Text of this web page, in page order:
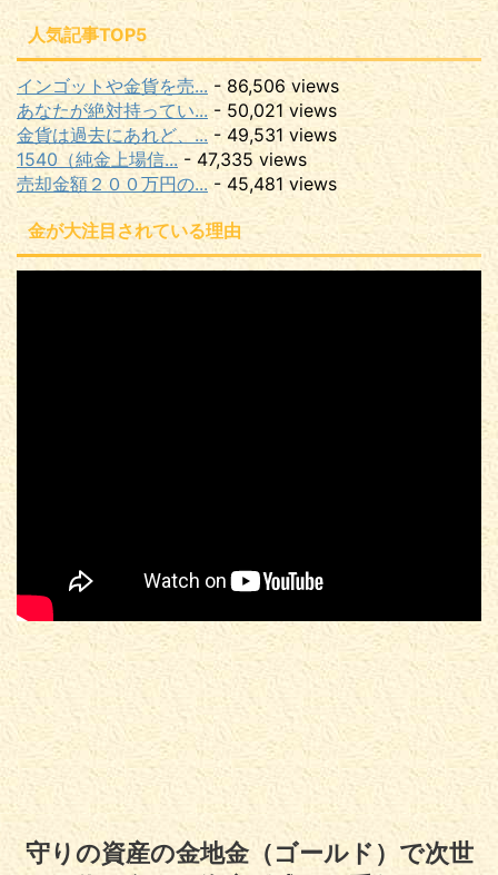
人気記事TOP5
インゴットや金貨を売... - 86,506 views
あなたが絶対持ってい... - 50,021 views
金貨は過去にあれど、... - 49,531 views
1540（純金上場信... - 47,335 views
売却金額２００万円の... - 45,481 views
金が大注目されている理由
守りの資産の金地金（ゴールド）で次世